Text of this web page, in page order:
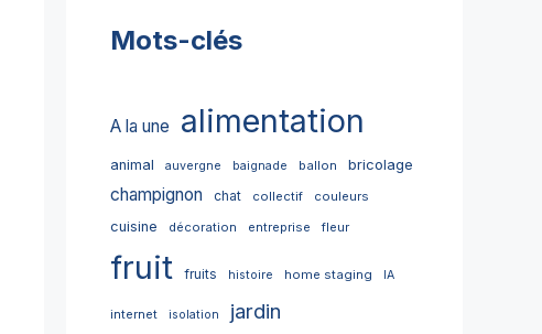
Mots-clés
A la une alimentation
animal auvergne baignade ballon bricolage
champignon chat collectif couleurs
cuisine décoration entreprise fleur
fruit fruits histoire home staging IA
internet isolation jardin